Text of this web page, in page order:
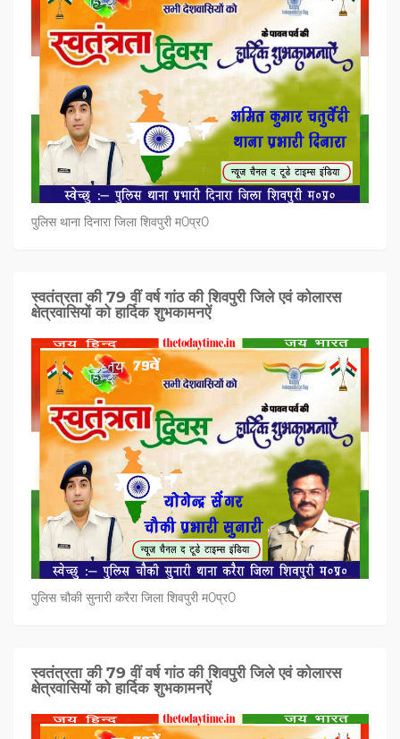
पुलिस थाना दिनारा जिला शिवपुरी म0प्र0
स्वतंत्रता की 79 वीं वर्ष गांठ की शिवपुरी जिले एवं कोलारस
क्षेत्रवासियों को हार्दिक शुभकामनऐं
पुलिस चौकी सुनारी करैरा जिला शिवपुरी म0प्र0
स्वतंत्रता की 79 वीं वर्ष गांठ की शिवपुरी जिले एवं कोलारस
क्षेत्रवासियों को हार्दिक शुभकामनऐं